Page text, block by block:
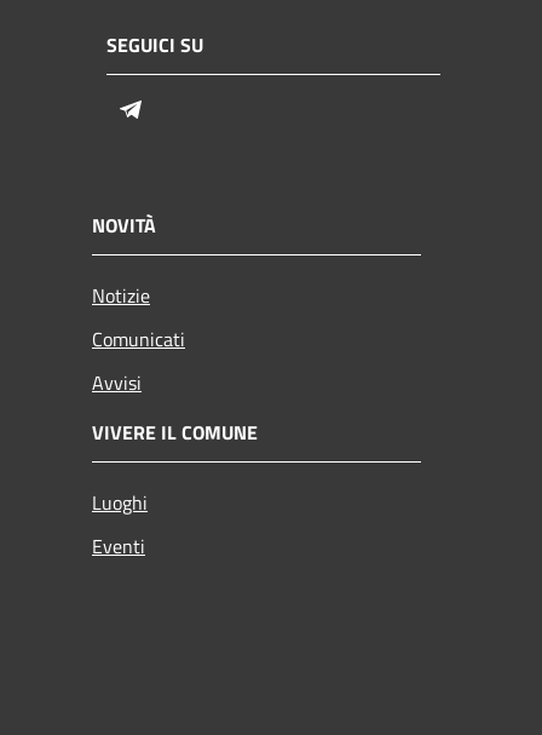
SEGUICI SU
NOVITÀ
Notizie
Comunicati
Avvisi
VIVERE IL COMUNE
Luoghi
Eventi